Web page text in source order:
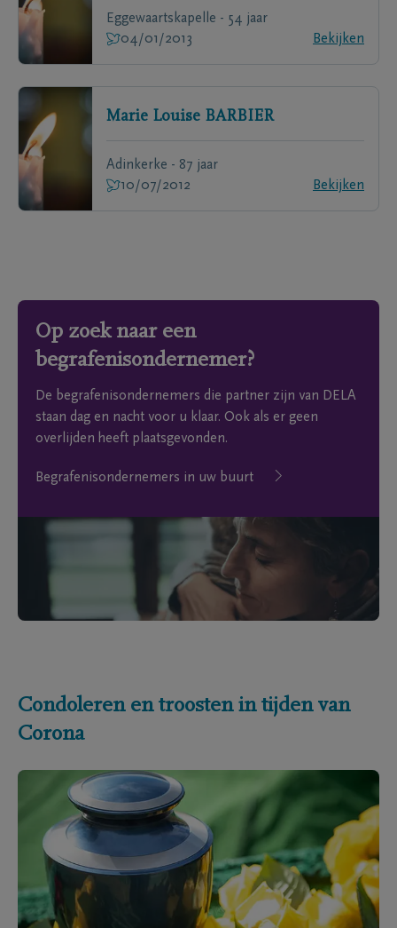
Eggewaartskapelle - 54 jaar
04/01/2013
Bekijken
Marie Louise BARBIER
Adinkerke - 87 jaar
10/07/2012
Bekijken
Op zoek naar een
begrafenisondernemer?
De begrafenisondernemers die partner zijn van DELA
staan dag en nacht voor u klaar. Ook als er geen
overlijden heeft plaatsgevonden.
Begrafenisondernemers in uw buurt
Condoleren en troosten in tijden van
Corona